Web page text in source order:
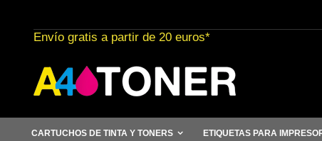
al
contenido
Envío gratis a partir de 20 euros*
CARTUCHOS DE TINTA Y TONERS ETIQUETAS PARA